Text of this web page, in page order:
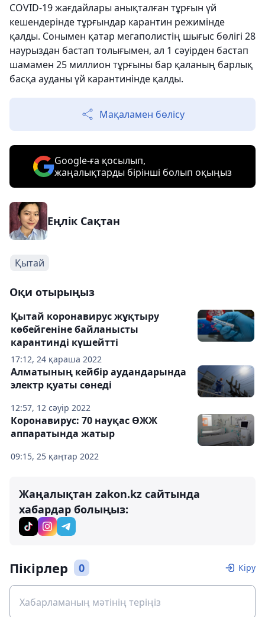
COVID-19 жағдайлары анықталған тұрғын үй
кешендерінде тұрғындар карантин режимінде
қалды. Сонымен қатар мегаполистің шығыс бөлігі 28
наурыздан бастап толығымен, ал 1 сәуірден бастап
шамамен 25 миллион тұрғыны бар қаланың барлық
басқа ауданы үй карантинінде қалды.
Мақаламен бөлісу
Google-ға қосылып,
жаңалықтарды бірінші болып оқыңыз
Еңлік Сақтан
Қытай
Оқи отырыңыз
17:12, 24 қараша 2022
Қытай коронавируc жұқтыру
көбейгеніне байланысты
карантинді күшейтті
12:57, 12 сәуір 2022
Алматының кейбір аудандарында
электр қуаты сөнеді
09:15, 25 қаңтар 2022
Коронавирус: 70 науқас ӨЖЖ
аппаратында жатыр
Жаңалықтан zakon.kz сайтында
хабардар болыңыз:
Пікірлер 0 Кіру